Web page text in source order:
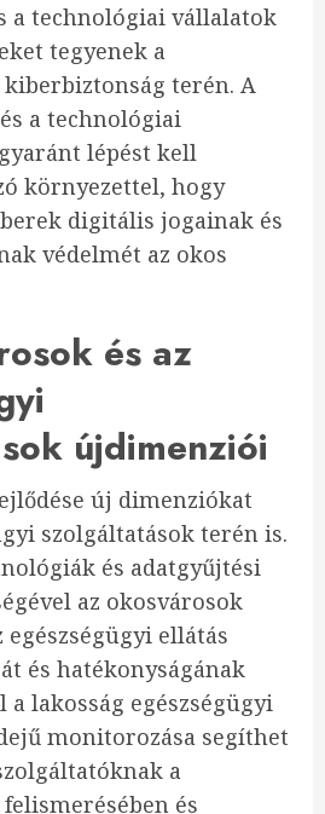
a technológiai vállalatok
tegyenek a
kiberbiztonság terén. A
a technológiai
lépést kell
környezettel, hogy
digitális jogainak és
védelmét az okos
és az
újdimenziói
új dimenziókat
szolgáltatások terén is.
és adatgyűjtési
az okosvárosok
ellátás
és hatékonyságának
a lakosság egészségügyi
monitorozása segíthet
a
és